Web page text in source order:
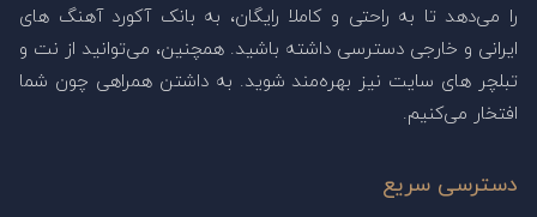
را می‌دهد تا به راحتی و کاملا رایگان، به بانک آکورد آهنگ های
ایرانی و خارجی دسترسی داشته باشید. همچنین، می‌توانید از نت و
تبلچر های سایت نیز بهره‌مند شوید. به داشتن همراهی چون شما
افتخار می‌کنیم.
دسترسی سریع